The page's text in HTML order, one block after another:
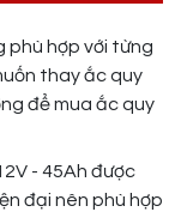
phù hợp với từng
thay ắc quy
để mua ắc quy
- 45Ah được
đại nên phù hợp